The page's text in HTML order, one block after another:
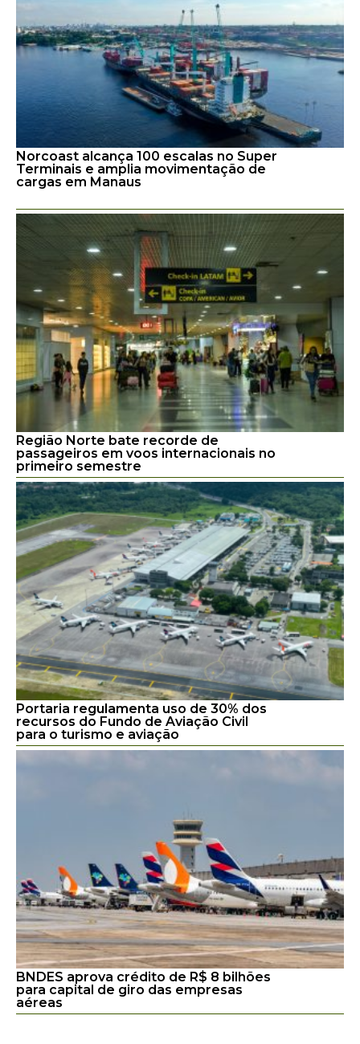
Norcoast alcança 100 escalas no Super
Terminais e amplia movimentação de
cargas em Manaus
Região Norte bate recorde de
passageiros em voos internacionais no
primeiro semestre
Portaria regulamenta uso de 30% dos
recursos do Fundo de Aviação Civil
para o turismo e aviação
BNDES aprova crédito de R$ 8 bilhões
para capital de giro das empresas
aéreas